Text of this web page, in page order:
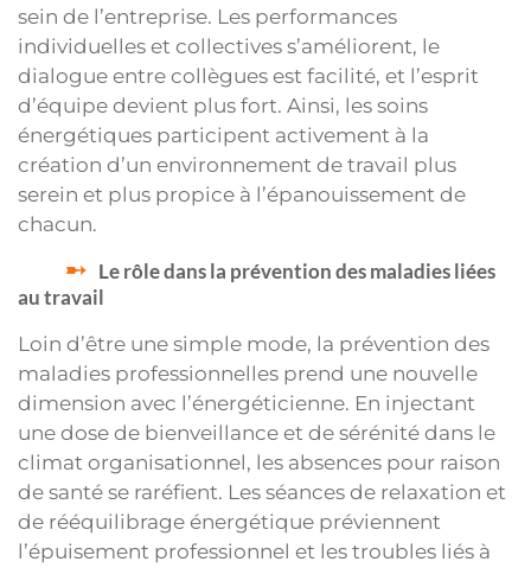
sein de l’entreprise. Les performances
individuelles et collectives s’améliorent, le
dialogue entre collègues est facilité, et l’esprit
d’équipe devient plus fort. Ainsi, les soins
énergétiques participent activement à la
création d’un environnement de travail plus
serein et plus propice à l’épanouissement de
chacun.
Le rôle dans la prévention des maladies liées
au travail
Loin d’être une simple mode, la prévention des
maladies professionnelles prend une nouvelle
dimension avec l’énergéticienne. En injectant
une dose de bienveillance et de sérénité dans le
climat organisationnel, les absences pour raison
de santé se raréfient. Les séances de relaxation et
de rééquilibrage énergétique préviennent
l’épuisement professionnel et les troubles liés à